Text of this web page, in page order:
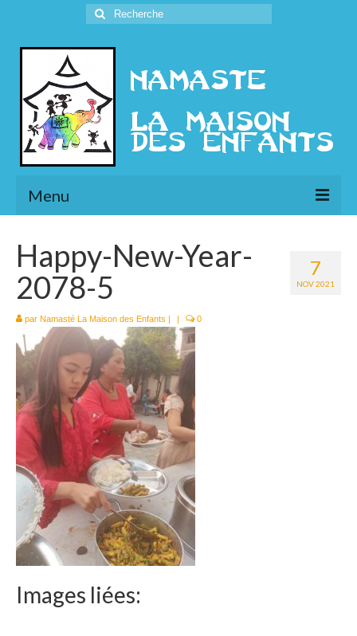
Rechercher
:
Menu
Présentation
l’Ethique
Historique
Le Népal
Documents
Parrainages
Missions 2023
Actualités
Nous contacter
7
NOV 2021
Happy-New-Year-
2078-5
par Namasté La Maison des Enfants | | 0
Images liées: